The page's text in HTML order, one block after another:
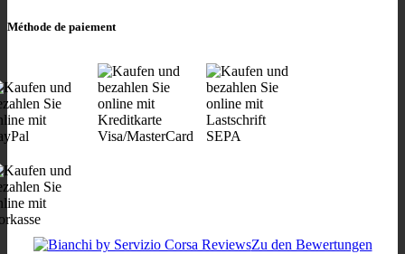
Méthode de paiement
Zu den Bewertungen